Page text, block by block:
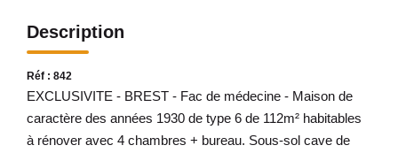
Description
Réf : 842
EXCLUSIVITE - BREST - Fac de médecine - Maison de
caractère des années 1930 de type 6 de 112m² habitables
à rénover avec 4 chambres + bureau. Sous-sol cave de